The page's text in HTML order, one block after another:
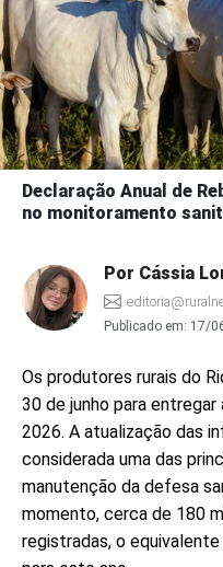
Declaração Anual de
no monitoramento
Por Cássia
Publicado em: 17/
Os produtores rurais do
30 de junho para entregar
2026. A atualização das
considerada uma das
manutenção da defesa
momento, cerca de 180
registradas, o